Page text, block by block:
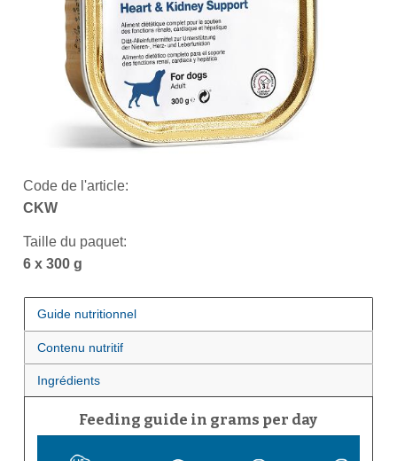
Code de l'article:
CKW
Taille du paquet:
6 x 300 g
Guide nutritionnel
Contenu nutritif
Ingrédients
Feeding guide in grams per day